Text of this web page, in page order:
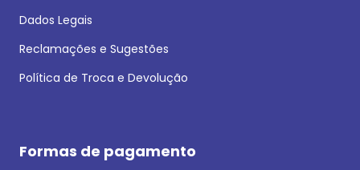
Dados Legais
Reclamações e Sugestões
Política de Troca e Devolução
Formas de pagamento